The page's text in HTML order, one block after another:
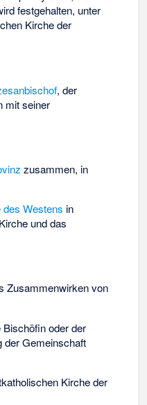
festgehalten, unter
Kirche der
, der
mit seiner
zusammen, in
des Westens in
und das
Zusammenwirken von
Bischöfin oder der
der Gemeinschaft
Kirche der